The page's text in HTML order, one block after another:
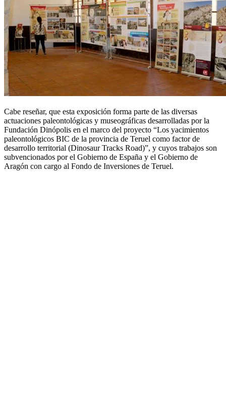
Cabe reseñar, que esta exposición forma parte de las diversas
actuaciones paleontológicas y museográficas desarrolladas por la
Fundación Dinópolis en el marco del proyecto “Los yacimientos
paleontológicos BIC de la provincia de Teruel como factor de
desarrollo territorial (Dinosaur Tracks Road)”, y cuyos trabajos son
subvencionados por el Gobierno de España y el Gobierno de
Aragón con cargo al Fondo de Inversiones de Teruel.